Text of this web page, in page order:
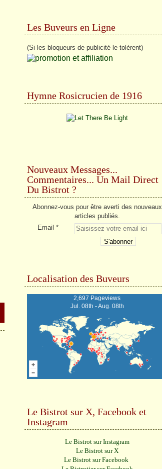
Les Buveurs en Ligne
(Si les bloqueurs de publicité le tolèrent)
Hymne Rosicrucien de 1916
Nouveaux Messages...
Commentaires... Un Mail Direct
Du Bistrot ?
Abonnez-vous pour être averti des nouveaux
articles publiés.
Email
Localisation des Buveurs
2,697 Pageviews
Jul. 08th - Aug. 08th
Le Bistrot sur X, Facebook et
Instagram
Le Bistrot sur Instagram
Le Bistrot sur X
Le Bistrot sur Facebook